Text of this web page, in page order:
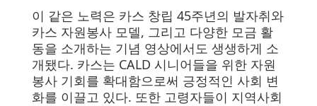
이 같은 노력은 카스 창립 45주년의 발자취와
카스 자원봉사 모델, 그리고 다양한 모금 활
동을 소개하는 기념 영상에서도 생생하게 소
개됐다. 카스는 CALD 시니어들을 위한 자원
봉사 기회를 확대함으로써 긍정적인 사회 변
화를 이끌고 있다. 또한 고령자들이 지역사회